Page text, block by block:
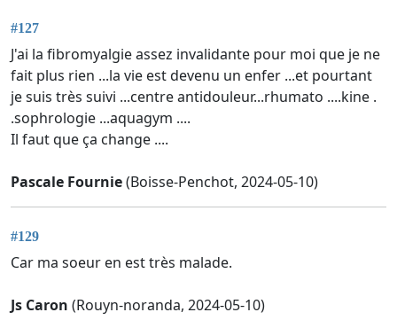
#127
J'ai la fibromyalgie assez invalidante pour moi que je ne
fait plus rien ...la vie est devenu un enfer ...et pourtant
je suis très suivi ...centre antidouleur...rhumato ....kine .
.sophrologie ...aquagym ....
Il faut que ça change ....
Pascale Fournie(Boisse-Penchot, 2024-05-10)
#129
Car ma soeur en est très malade.
Js Caron (Rouyn-noranda, 2024-05-10)